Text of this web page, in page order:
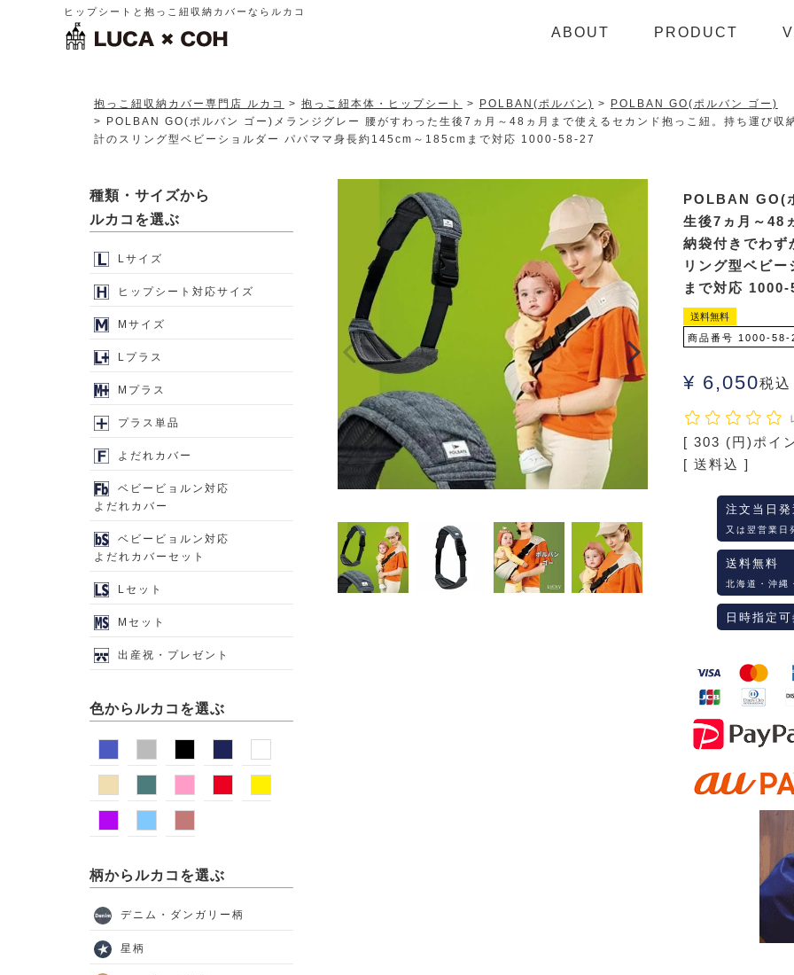
ヒップシートと抱っこ紐収納カバーならルカコ
ABOUT PRODUCT
抱っこ紐収納カバー専門店 ルカコ 抱っこ紐本体・ヒップシート POLBAN(ポルバン)
POLBAN GO(ポルバン ゴー)
POLBAN GO(ポルバン ゴー)メランジグレー 腰がすわった生後7ヵ月～48ヵ月まで使えるセカンド抱っこ紐。持ち運び
計のスリング型ベビーショルダー パパママ身長約145cm～185cmまで対応 1000-58-27
POLBAN GO(
生後7ヵ月～48
納袋付きでわ
リング型ベビ
まで対応
送料無料
商品番号
1000-58-
¥ 6,050税込
[ 303 (円)ポイ
送料込
注文当日
又は翌営業日
送料無料
北海道・沖縄
日時指定可
種類・サイズから
ルカコを選ぶ
Lサイズ
ヒップシート対応サイズ
Mサイズ
Lプラス
Mプラス
プラス単品
よだれカバー
ベビービョルン対応
よだれカバー
ベビービョルン対応
よだれカバーセット
Lセット
Mセット
出産祝・プレゼント
色からルカコを選ぶ
柄からルカコを選ぶ
デニム・ダンガリー柄
星柄